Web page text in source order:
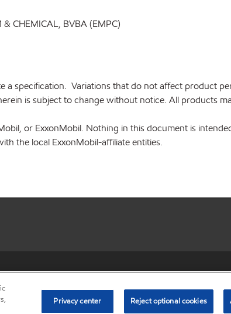
CHEMICAL, BVBA (EMPC)
specification. Variations that do not affect product
is subject to change without notice. All products
or ExxonMobil. Nothing in this document is
the local ExxonMobil-affiliate entities.
© Copyright 2003-
Exxon
Privacy center Reject optional cookies